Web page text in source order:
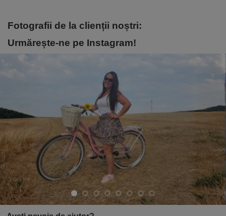
Fotografii de la clienții noștri:
Urmărește-ne pe Instagram!